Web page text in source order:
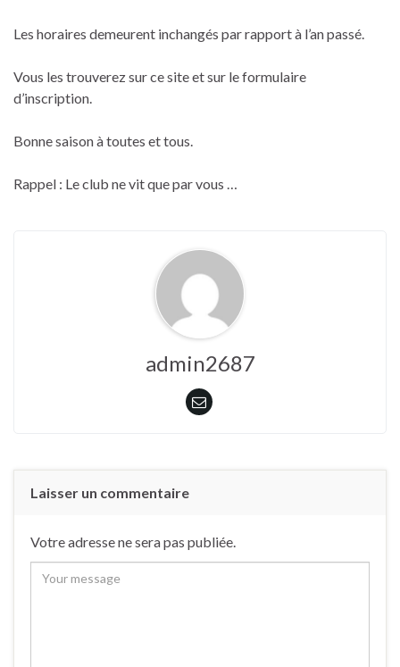
Les horaires demeurent inchangés par rapport à l’an passé.
Vous les trouverez sur ce site et sur le formulaire
d’inscription.
Bonne saison à toutes et tous.
Rappel : Le club ne vit que par vous …
admin2687
Laisser un commentaire
Votre adresse ne sera pas publiée.